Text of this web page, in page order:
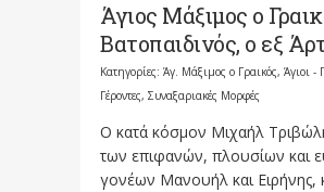
Άγιος Μάξιμος ο
Βατοπαιδινός, ο εξ
Κατηγορίες: Άγ. Μάξιμος ο Γραικός, Άγιοι -
Γέροντες, Συναξαριακές Μορφές
Ο κατά κόσμον Μιχαήλ
των επιφανών, πλουσίων και
γονέων Μανουήλ και Ειρήνης,